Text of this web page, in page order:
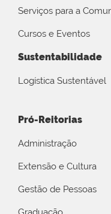
Serviços para a
Cursos e Eventos
Sustentabilidade
Logística Sustentável
Pró-Reitorias
Administração
Extensão e Cultura
Gestão de Pessoas